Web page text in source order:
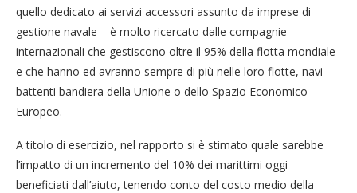
quello dedicato ai servizi accessori assunto da imprese di
gestione navale – è molto ricercato dalle compagnie
internazionali che gestiscono oltre il 95% della flotta mondiale
e che hanno ed avranno sempre di più nelle loro flotte, navi
battenti bandiera della Unione o dello Spazio Economico
Europeo.
A titolo di esercizio, nel rapporto si è stimato quale sarebbe
l’impatto di un incremento del 10% dei marittimi oggi
beneficiati dall’aiuto, tenendo conto del costo medio della